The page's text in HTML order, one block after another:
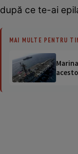
după ce te-ai
MAI MULTE PENTRU